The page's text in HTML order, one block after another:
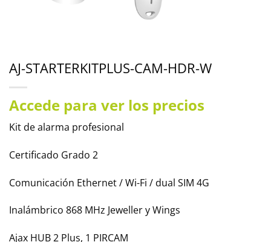
AJ-STARTERKITPLUS-CAM-HDR-W
Accede para ver los precios
Kit de alarma profesional
Certificado Grado 2
Comunicación Ethernet / Wi-Fi / dual SIM 4G
Inalámbrico 868 MHz Jeweller y Wings
Ajax HUB 2 Plus, 1 PIRCAM